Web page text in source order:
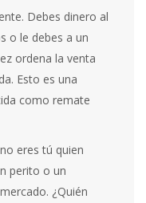
Debes dinero al
o le debes a un
ordena la venta
Esto es una
como remate
eres tú quien
perito o un
¿Quién